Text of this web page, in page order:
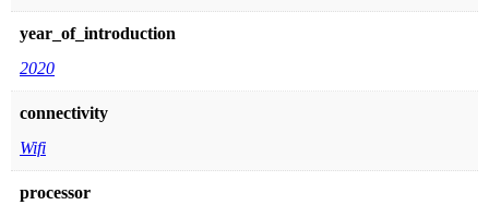
year_of_introduction
2020
connectivity
Wifi
processor